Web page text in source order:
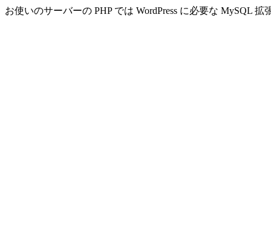
お使いのサーバーの PHP では WordPress に必要な MySQL